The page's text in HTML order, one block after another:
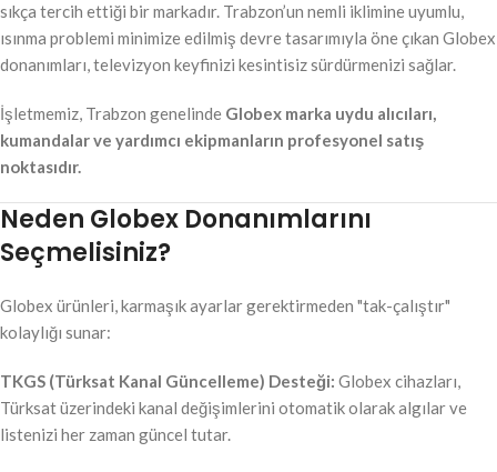
sıkça tercih ettiği bir markadır. Trabzon’un nemli iklimine uyumlu,
ısınma problemi minimize edilmiş devre tasarımıyla öne çıkan Globex
donanımları, televizyon keyfinizi kesintisiz sürdürmenizi sağlar.
İşletmemiz, Trabzon genelinde Globex marka uydu alıcıları,
kumandalar ve yardımcı ekipmanların profesyonel satış
noktasıdır.
Neden Globex Donanımlarını
Seçmelisiniz?
Globex ürünleri, karmaşık ayarlar gerektirmeden "tak-çalıştır"
kolaylığı sunar:
TKGS (Türksat Kanal Güncelleme) Desteği: Globex cihazları,
Türksat üzerindeki kanal değişimlerini otomatik olarak algılar ve
listenizi her zaman güncel tutar.